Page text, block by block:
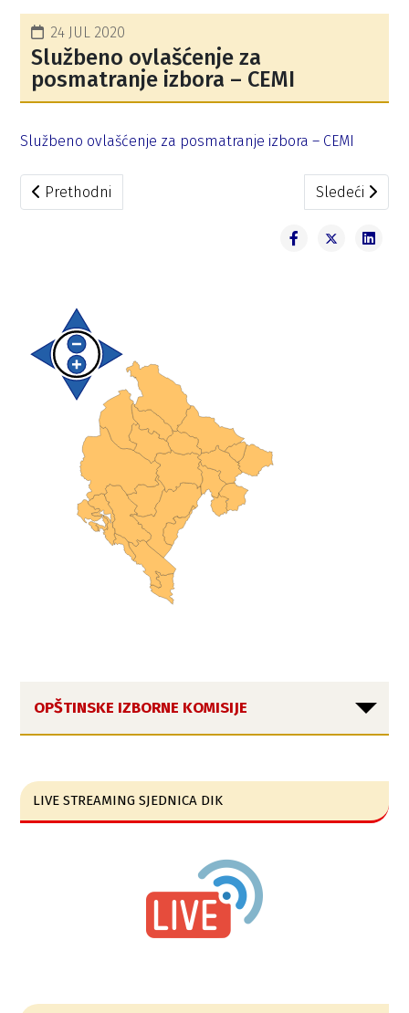
24 JUL 2020
Službeno ovlašćenje za
posmatranje izbora – CEMI
Službeno ovlašćenje za posmatranje izbora – CEMI
Prethodni članak: Službeno ovlašćenje za posmatranje
Prethodni Sledeći
Sledeći
OPŠTINSKE IZBORNE KOMISIJE
LIVE STREAMING SJEDNICA DIK